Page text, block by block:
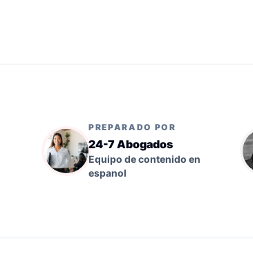
PREPARADO POR
24-7 Abogados
Equipo de contenido en
espanol